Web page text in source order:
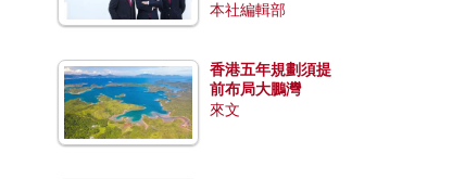
本社編輯部
香港五年規劃須提
前布局大鵬灣
來文